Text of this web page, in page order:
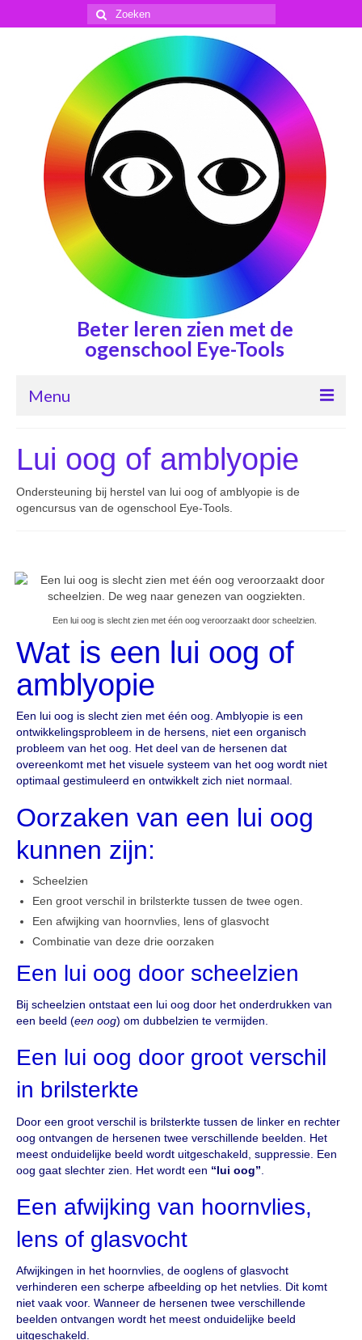
Zoeken
naar:
Beter leren zien met de
ogenschool Eye-Tools
Menu
Contact met ogenschool Eye-Tools
Cursus “Beter leren zien”
Bates methode van Dr. Bates
Producten
Lui oog of amblyopie
Ondersteuning bij herstel van lui oog of amblyopie is de
ogencursus van de ogenschool Eye-Tools.
Een lui oog is slecht zien met één oog veroorzaakt door scheelzien.
Wat is een lui oog of
amblyopie
Een lui oog is slecht zien met één oog. Amblyopie is een
ontwikkelingsprobleem in de hersens, niet een organisch
probleem van het oog. Het deel van de hersenen dat
overeenkomt met het visuele systeem van het oog wordt niet
optimaal gestimuleerd en ontwikkelt zich niet normaal.
Oorzaken van een lui oog
kunnen zijn:
Scheelzien
Een groot verschil in brilsterkte tussen de twee ogen.
Een afwijking van hoornvlies, lens of glasvocht
Combinatie van deze drie oorzaken
Een lui oog door scheelzien
Bij scheelzien ontstaat een lui oog door het onderdrukken van
een beeld (een oog) om dubbelzien te vermijden.
Een lui oog door groot verschil
in brilsterkte
Door een groot verschil is brilsterkte tussen de linker en rechter
oog ontvangen de hersenen twee verschillende beelden. Het
meest onduidelijke beeld wordt uitgeschakeld, suppressie. Een
oog gaat slechter zien. Het wordt een “lui oog”
Een afwijking van hoornvlies,
lens of glasvocht
Afwijkingen in het hoornvlies, de ooglens of glasvocht
verhinderen een scherpe afbeelding op het netvlies. Dit komt
niet vaak voor. Wanneer de hersenen twee verschillende
beelden ontvangen wordt het meest onduidelijke beeld
uitgeschakeld.